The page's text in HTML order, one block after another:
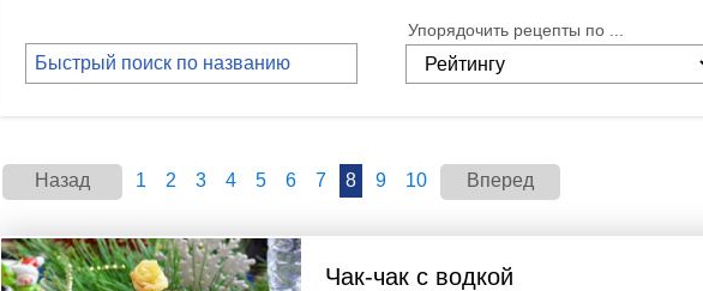
Упорядочить рецепты по ...
Назад 1 2 3 4 5 6 7 8 9 10 Вперед
Чак-чак с водкой